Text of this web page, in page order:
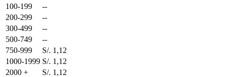
100-199
--
200-299
--
300-499
--
500-749
--
750-999
S/. 1,12
1000-1999 S/. 1,12
2000 +
S/. 1,12